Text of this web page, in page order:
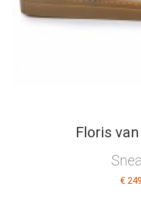
Floris
€ 249